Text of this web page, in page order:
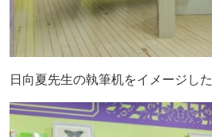
日向夏先生の執筆机をイメージし